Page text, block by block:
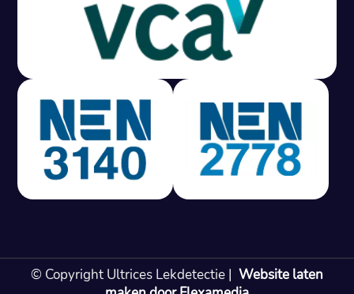
M
Gratis offerte in 24 uur
Geen lekkage? Geen betaling.
Vast tarief van € 395,- exc btw.
Rapport binnen 3 werkdagen.
100% RIsicovrij.
Vaak vergoed door verzekeraar.
Gratis offerte in 24 uur
© Copyright Ultrices Lekdetectie | Website laten